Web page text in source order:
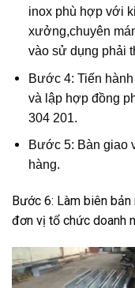
inox phù hợp với
xưởng,chuyên
vào sử dụng phải
Bước 4: Tiến
và lập hợp đồng
304 201.
Bước 5: Bàn giao
hàng.
Bước 6: Làm biên bản
đơn vị tổ chức doanh